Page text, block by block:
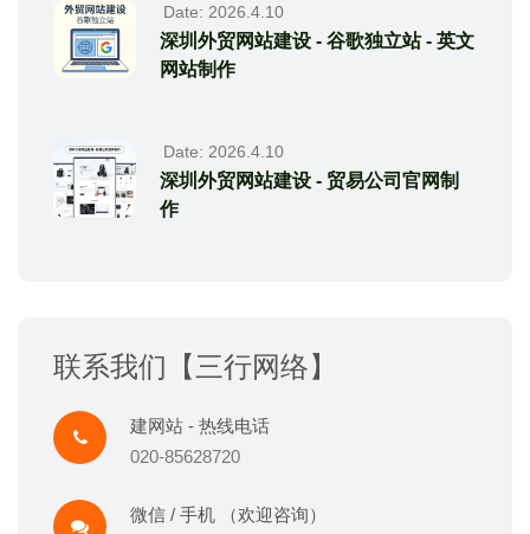
Date: 2026.4.10
深圳外贸网站建设 - 谷歌独立站 - 英文
网站制作
Date: 2026.4.10
深圳外贸网站建设 - 贸易公司官网制
作
联系我们【三行网络】
建网站 - 热线电话
020-85628720
微信 / 手机 （欢迎咨询）